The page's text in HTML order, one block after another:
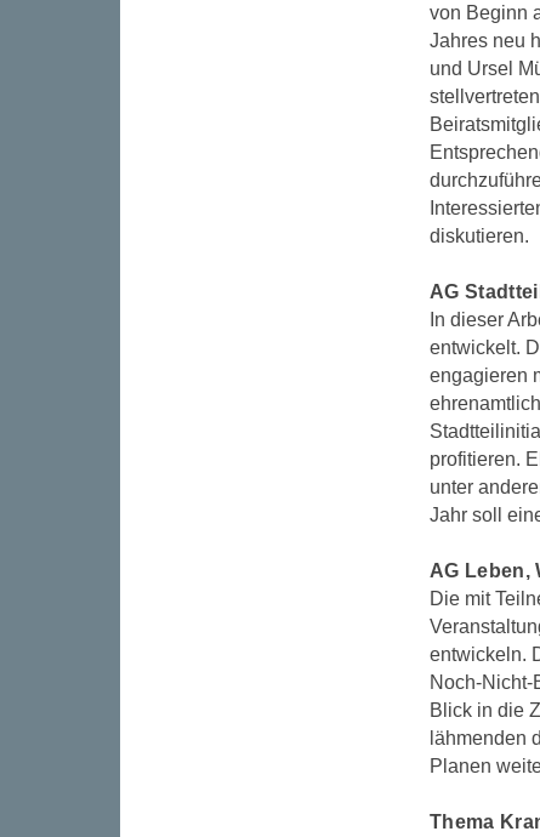
von Beginn
Jahres neu
und Ursel
diskutieren.
AG
In dieser
entwickelt.
engagieren
profitieren.
unter
Jahr soll
AG Leben,
Die mit
entwickeln.
Noch-Nicht-
Blick in die
lähmenden
Planen
Thema